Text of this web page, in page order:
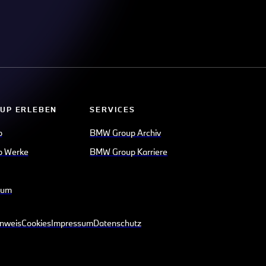
ERLEBEN
Werke
SERVICES
BMW Group Archiv
BMW Group Karriere
CookiesImpressumDatenschutz